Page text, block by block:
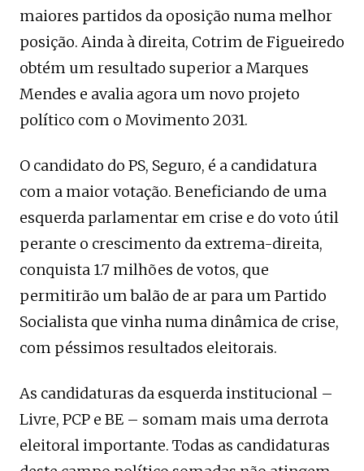
maiores partidos da oposição numa melhor
posição. Ainda à direita, Cotrim de Figueiredo
obtém um resultado superior a Marques
Mendes e avalia agora um novo projeto
político com o Movimento 2031.
O candidato do PS, Seguro, é a candidatura
com a maior votação. Beneficiando de uma
esquerda parlamentar em crise e do voto útil
perante o crescimento da extrema-direita,
conquista 1.7 milhões de votos, que
permitirão um balão de ar para um Partido
Socialista que vinha numa dinâmica de crise,
com péssimos resultados eleitorais.
As candidaturas da esquerda institucional –
Livre, PCP e BE – somam mais uma derrota
eleitoral importante. Todas as candidaturas